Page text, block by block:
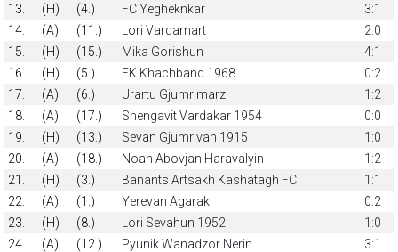
13.
(H) (4.) FC Yegheknkar
3:1
14.
(A) (11.) Lori Vardamart
2:0
15.
(H) (15.) Mika Gorishun
4:1
16.
(H) (5.) FK Khachband 1968
0:2
17.
(A) (6.) Urartu Gjumrimarz
1:2
18.
(A) (17.) Shengavit Vardakar 1954
0:0
19.
(H) (13.) Sevan Gjumrivan 1915
1:0
20.
(A) (18.) Noah Abovjan Haravalyin
1:2
21.
(H) (3.) Banants Artsakh Kashatagh FC
1:1
22.
(A) (1.) Yerevan Agarak
0:2
23.
(H) (8.) Lori Sevahun 1952
1:0
24.
(A) (12.) Pyunik Wanadzor Nerin
3:1